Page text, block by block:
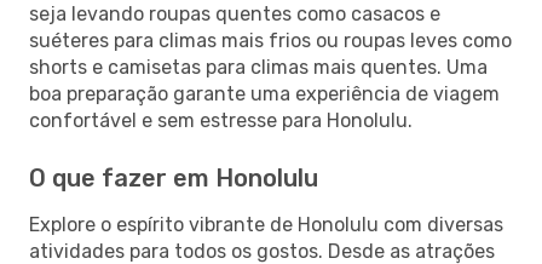
seja levando roupas quentes como casacos e
suéteres para climas mais frios ou roupas leves como
shorts e camisetas para climas mais quentes. Uma
boa preparação garante uma experiência de viagem
confortável e sem estresse para Honolulu.
O que fazer em Honolulu
Explore o espírito vibrante de Honolulu com diversas
atividades para todos os gostos. Desde as atrações